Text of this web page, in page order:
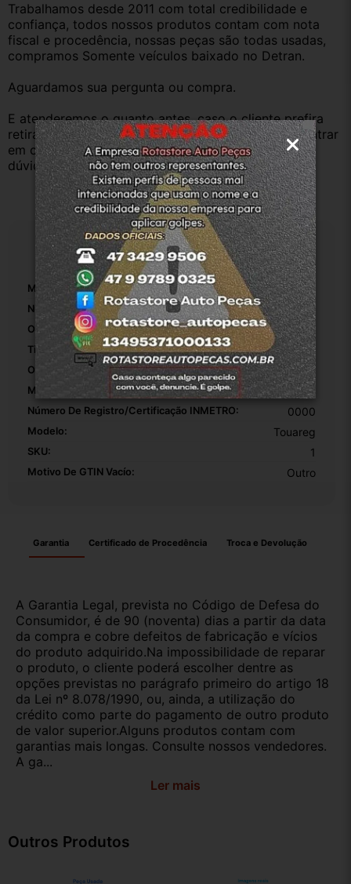
Trabalhamos desde 2011 com total credibilidade e
confiança, todos nossos produtos contam com nota
fiscal e procedência, nossas peças são todas usadas,
compramos Somente veículos baixado no Detran.
Aguardamos sua pergunta ou compra.
E atenderemos o quanto antes, caso o cliente prefira
retirar na nossa loja física também aceitamos, só entrar
em contato com a equipe Rotasul e tiramos suas
dúvidas.
Especificações
Marca: Volkswagen
Número De Peça: 7L0819884
Origem: Original
Tipo De Veículo: Carro/Caminhonete
OEM: 1
MPN: 1
Número De Registro/certificação INMETRO: 0000
Modelo: Touareg
SKU: 1
Motivo De GTIN Vacío: Outro
Garantia Certificado de Procedência Troca e Devolução
A Garantia Legal, prevista no Código de Defesa do
Consumidor, é de 90 (noventa) dias a partir da data
da compra e cobre defeitos de fabricação e vícios
do produto adquirido.Na impossibilidade de reparar
o produto, o cliente poderá escolher dentre as
opções previstas no parágrafo primeiro do artigo 18
da Lei nº 8.078/1990, ou, ainda, a utilização do
crédito como parte do pagamento de outro produto
de valor superior.Alguns produtos contam com
garantias mais longas. Consulte nossos vendedores.
A ga...
Ler mais
Outros Produtos